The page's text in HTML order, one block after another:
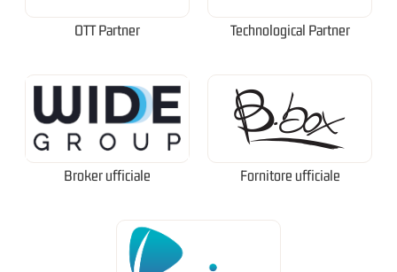
OTT Partner Technological Partner
Broker ufficiale Fornitore ufficiale